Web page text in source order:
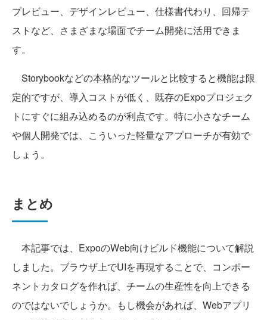
プレビュー、デザインレビュー、仕様書代わり、回帰テ
ストなど、さまざまな場面でチーム開発に活用できま
す。
Storybookなどの本格的なツールと比較すると機能は限
定的ですが、導入コストが低く、既存のExpoプロジェク
トにすぐに組み込めるのが利点です。特に小さなチーム
や個人開発では、こういった軽量なアプローチが有効で
しょう。
まとめ
本記事では、ExpoのWeb向けビルド機能について解説
しました。ブラウザ上でUIを再現することで、コンポー
ネントカタログを作れば、チームの生産性を向上できる
のではないでしょうか。もし機会があれば、Webアプリ